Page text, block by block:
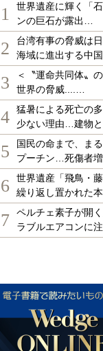
1
世界遺産に輝く「
ンの巨石が露出…
2
台湾有事の脅威は
海域に進出する中
3
＜〝運命共同体〟
世界の脅威....…
4
猛暑による死亡の
少ない理由…建物
5
国民の命まで、ま
プーチン…死傷者
6
世界遺産「飛鳥・
繰り返し置かれた
7
ペルチェ素子が開
ラブルエアコンに注